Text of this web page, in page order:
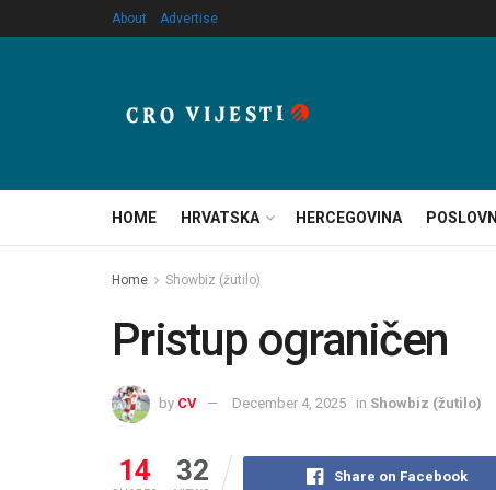
About Advertise
HOME HRVATSKA HERCEGOVINA POSLOVNI
Home Showbiz (žutilo)
Pristup ograničen
by CV December 4, 2025 in Showbiz (žutilo)
14 32 Share on Facebook